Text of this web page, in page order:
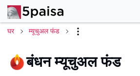
घर म्यूचुअल फंड
बंधन म्यूचुअल फंड